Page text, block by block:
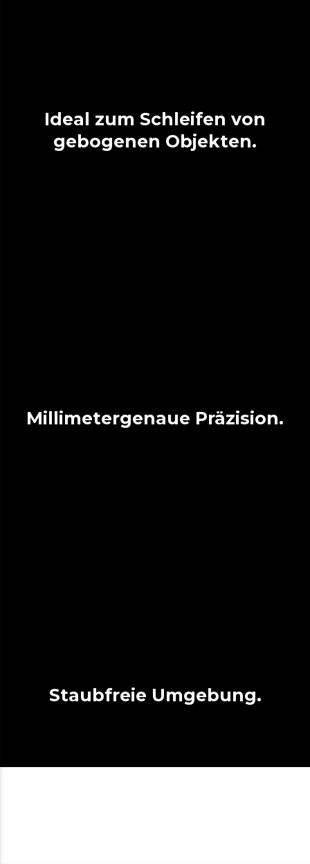
Ideal zum Schleifen von
gebogenen Objekten.
Millimetergenaue Präzision.
Staubfreie Umgebung.